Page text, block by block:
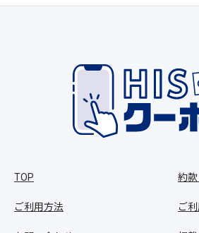
TOP
ご利用方法
約
ご